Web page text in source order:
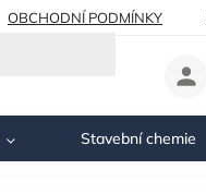
OBCHODNÍ PODMÍNKY
Stavební chemie